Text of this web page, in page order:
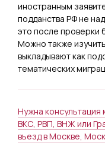
иностранным
подданства РФ не
это после проверки
Можно также
выкладывают как
тематических
Нужна
ВКС, РВП, ВНЖ или
въезд в Москве,